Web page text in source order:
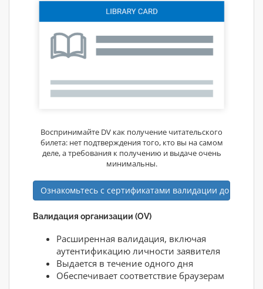
Воспринимайте DV как получение читательского
билета: нет подтверждения того, кто вы на самом
деле, а требования к получению и выдаче очень
минимальны.
Ознакомьтесь с сертификатами валидации доменов
Валидация организации (OV)
Расширенная валидация, включая
аутентификацию личности заявителя
Выдается в течение одного дня
Обеспечивает соответствие браузерам